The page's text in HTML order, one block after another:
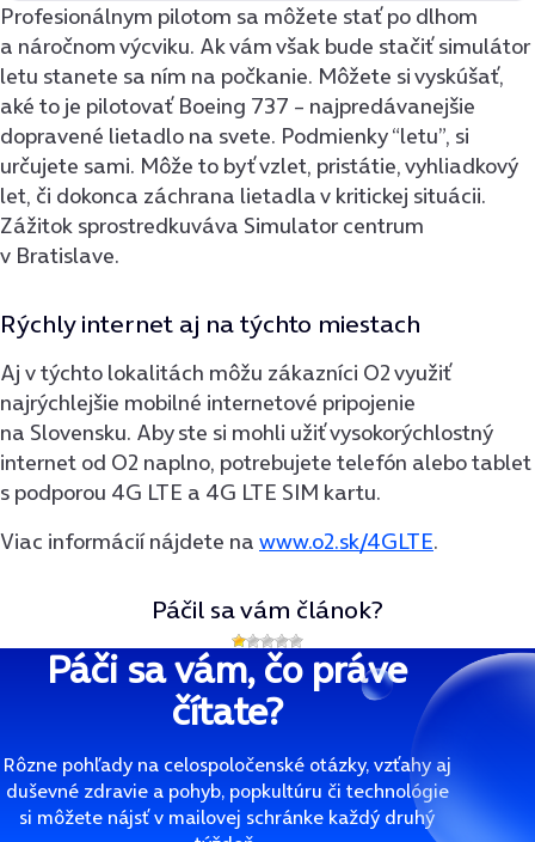
Profesionálnym pilotom sa môžete stať po dlhom
a náročnom výcviku. Ak vám však bude stačiť simulátor
letu stanete sa ním na počkanie. Môžete si vyskúšať,
aké to je pilotovať Boeing 737 – najpredávanejšie
dopravené lietadlo na svete. Podmienky “letu”, si
určujete sami. Môže to byť vzlet, pristátie, vyhliadkový
let, či dokonca záchrana lietadla v kritickej situácii.
Zážitok sprostredkuváva Simulator centrum
v Bratislave.
Rýchly internet aj na týchto miestach
Aj v týchto lokalitách môžu zákazníci O2 využiť
najrýchlejšie mobilné internetové pripojenie
na Slovensku. Aby ste si mohli užiť vysokorýchlostný
internet od O2 naplno, potrebujete telefón alebo tablet
s podporou 4G LTE a 4G LTE SIM kartu.
Viac informácií nájdete na www.o2.sk/4GLTE.
Páčil sa vám článok?
Páči sa vám, čo práve
čítate?
Rôzne pohľady na celospoločenské otázky, vzťahy aj
duševné zdravie a pohyb, popkultúru či technológie
si môžete nájsť v mailovej schránke každý druhý